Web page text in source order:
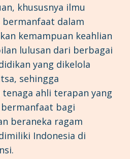
khususnya ilmu
dalam
kemampuan keahlian
lulusan dari berbagai
yang dikelola
sehingga
ahli terapan yang
bagi
beraneka ragam
Indonesia di